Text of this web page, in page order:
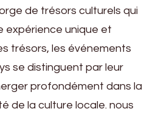
de trésors culturels qui
expérience unique et
trésors, les événements
se distinguent par leur
profondément dans la
de la culture locale. nous